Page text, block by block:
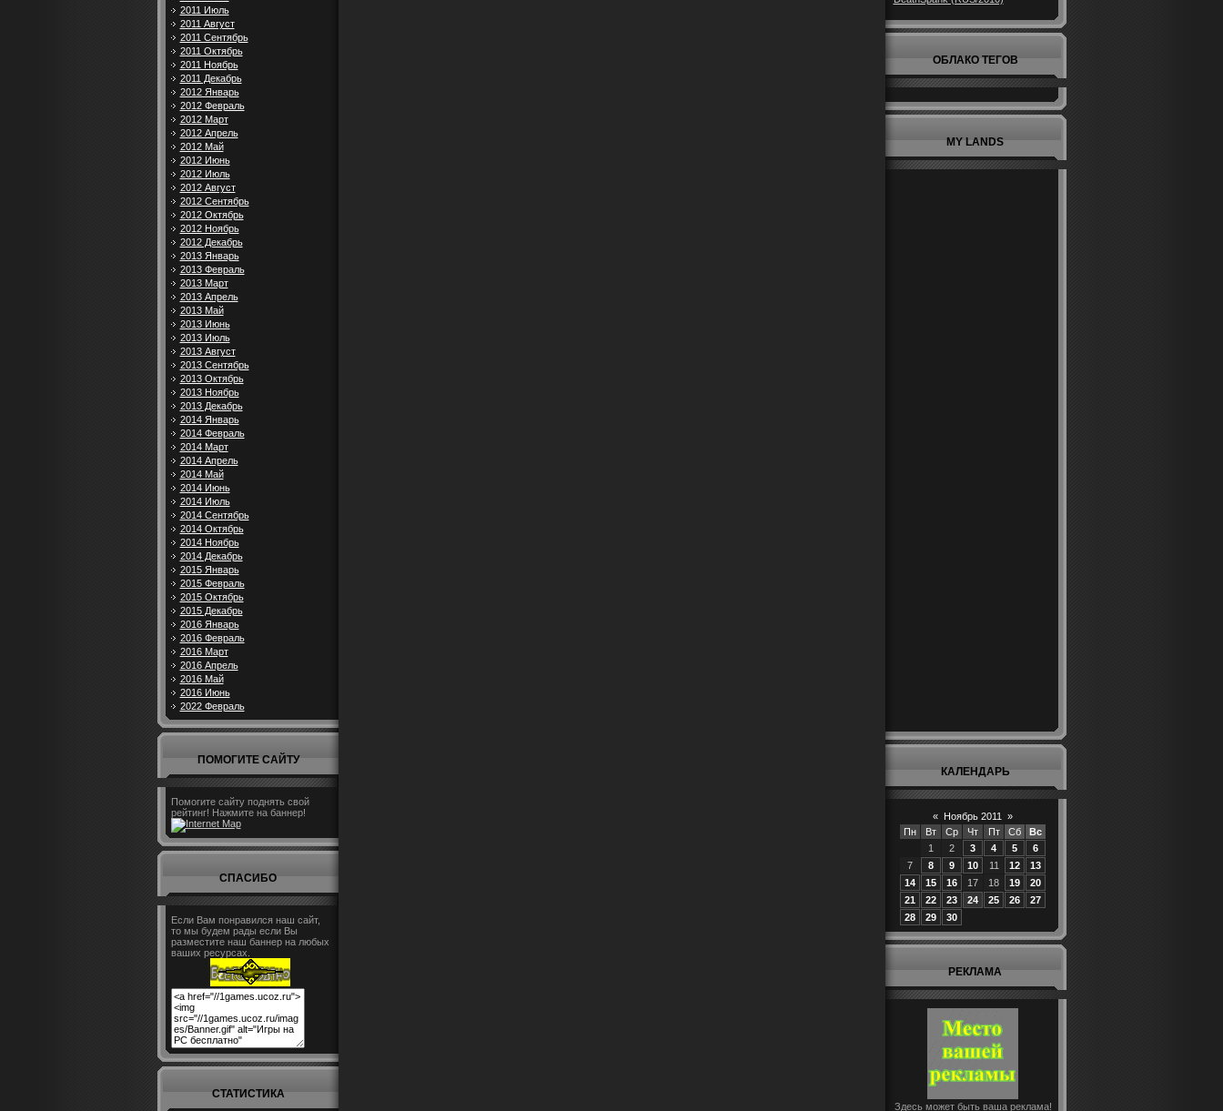
2011 Июль
2011 Август
2011 Сентябрь
2011 Октябрь
2011 Ноябрь
2011 Декабрь
2012 Январь
2012 Февраль
2012 Март
2012 Апрель
2012 Май
2012 Июнь
2012 Июль
2012 Август
2012 Сентябрь
2012 Октябрь
2012 Ноябрь
2012 Декабрь
2013 Январь
2013 Февраль
2013 Март
2013 Апрель
2013 Май
2013 Июнь
2013 Июль
2013 Август
2013 Сентябрь
2013 Октябрь
2013 Ноябрь
2013 Декабрь
2014 Январь
2014 Февраль
2014 Март
2014 Апрель
2014 Май
2014 Июнь
2014 Июль
2014 Сентябрь
2014 Октябрь
2014 Ноябрь
2014 Декабрь
2015 Январь
2015 Февраль
2015 Октябрь
2015 Декабрь
2016 Январь
2016 Февраль
2016 Март
2016 Апрель
2016 Май
2016 Июнь
2022 Февраль
ПОМОГИТЕ САЙТУ
Помогите сайту поднять свой
рейтинг! Нажмите на баннер!
СПАСИБО
Если Вам понравился наш сайт,
то мы будем рады если Вы
разместите наш баннер на любых
ваших ресурсах.
СТАТИСТИКА
ОБЛАКО ТЕГОВ
MY LANDS
КАЛЕНДАРЬ
« Ноябрь 2011
»
Пн
Вт Ср Чт Пт Сб
Вс
1
2 3 4 5
6
7
8 9 10 11 12
13
14
15 16 17 18 19
20
21
22 23 24 25 26
27
28
29 30
РЕКЛАМА
Здесь может быть ваша реклама!